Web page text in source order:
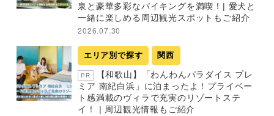
泉と豪華多彩なバイキングを満喫！| 愛犬と
一緒に楽しめる周辺観光スポットもご紹介
2026.07.30
エリア別で探す 関西
PR
【和歌山】「わんわんパラダイス プレ
ミア 南紀白浜」に泊まったよ！プライベー
ト感満載のヴィラで充実のリゾートステ
イ！ | 周辺観光情報もご紹介